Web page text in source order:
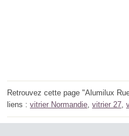
Retrouvez cette page "Alumilux
liens : vitrier Normandie vitrier 27